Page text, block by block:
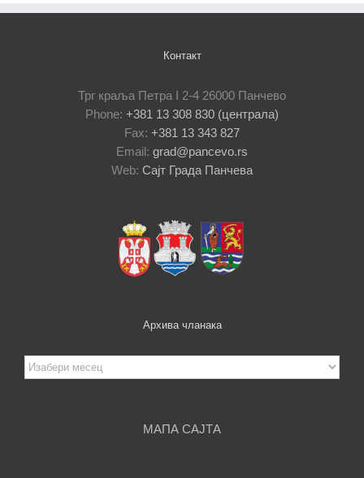
Контакт
Трг краља Петра I 2-4 26000 Панчево
Phone: +381 13 308 830 (централа)
Fax: +381 13 343 827
Email: grad@pancevo.rs
Web: Сајт Града Панчева
Архива чланака
Архива
чланака
МАПА САЈТА